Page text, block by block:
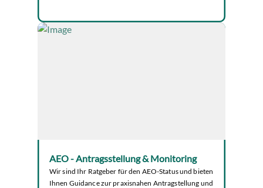
AEO - Antragsstellung & Monitoring
Wir sind Ihr Ratgeber für den AEO-Status und bieten
Ihnen Guidance zur praxisnahen Antragstellung und